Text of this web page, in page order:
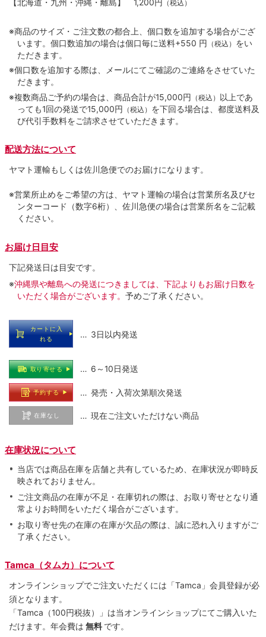
【北海道・九州・沖縄・離島】 1,200円 （税込）
※商品のサイズ・ご注文数の都合上、個口数を追加する場合がござ
います。個口数追加の場合は個口毎に送料+550 円 （税込） をい
ただきます。
※個口数を追加する際は、メールにてご確認のご連絡をさせていた
だきます。
※複数商品ご予約の場合は、商品合計が15,000円 （税込） 以上であ
っても1回の発送で15,000円 （税込） を下回る場合は、都度送料及
び代引手数料をご請求させていただきます。
配送方法について
ヤマト運輸もしくは佐川急便でのお届けになります。
※営業所止めをご希望の方は、ヤマト運輸の場合は営業所名及びセ
ンターコード（数字6桁）、佐川急便の場合は営業所名をご記載
ください。
お届け日目安
下記発送日は目安です。
※沖縄県や離島への発送につきましては、下記よりもお届け日数を
いただく場合がございます。 予めご了承ください。
カートに入
れる
… 3日以内発送
取り寄せる … 6～10日発送
予約する … 発売・入荷次第順次発送
在庫なし … 現在ご注文いただけない商品
在庫状況について
当店では商品在庫を店舗と共有しているため、在庫状況が即時反
映されておりません。
ご注文商品の在庫が不足・在庫切れの際は、お取り寄せとなり通
常よりお時間をいただく場合がございます。
お取り寄せ先の在庫の在庫が欠品の際は、誠に恐れ入りますがご
了承ください。
Tamca（タムカ）について
オンラインショップでご注⽂いただくには「Tamca」会員登録が必
須となります。
「Tamca （100円税抜）
」は当オンラインショップにてご購⼊いた
だけます。 年会費は 無料 です。